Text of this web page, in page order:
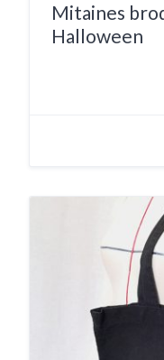
Mitaines
Halloween